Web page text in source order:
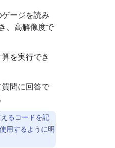
ージを読み
、高解像度で
を実行でき
問に回答で
るコードを記
用するように明